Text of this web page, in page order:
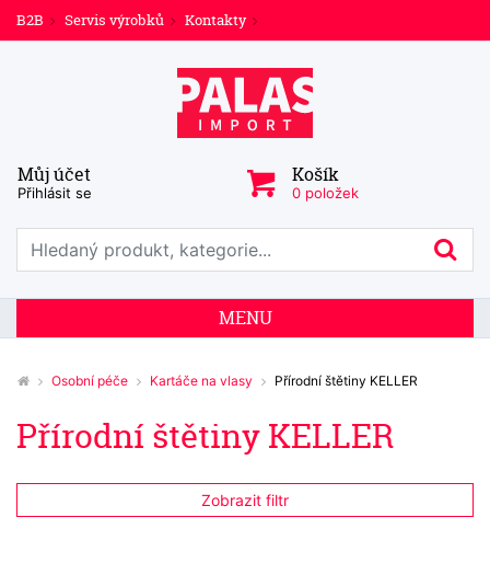
B2B Servis výrobků Kontakty
Můj účet
Přihlásit se
Košík
0 položek
Prohledat web
MENU
Osobní péče Kartáče na vlasy Přírodní štětiny KELLER
Přírodní štětiny KELLER
Zobrazit filtr